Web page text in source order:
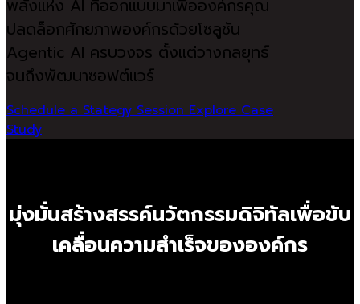
พลังแห่ง AI ที่ออกแบบมาเพื่อองค์กรคุณ
ปลดล็อกศักยภาพองค์กรด้วยโซลูชัน
Agentic AI ครบวงจร ตั้งแต่วางกลยุทธ์
จนถึงพัฒนาซอฟต์แวร์
Schedule a Stategy Session Explore Case
Study
มุ่งมั่นสร้างสรรค์นวัตกรรมดิจิทัลเพื่อขับ
เคลื่อนความสำเร็จขององค์กร